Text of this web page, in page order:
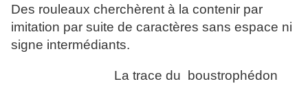
Des rouleaux cherchèrent à la contenir par
imitation par suite de caractères sans espace ni
signe intermédiants.
La trace du boustrophédon